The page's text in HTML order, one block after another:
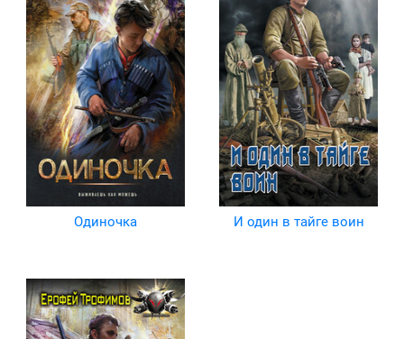
Одиночка И один в тайге воин